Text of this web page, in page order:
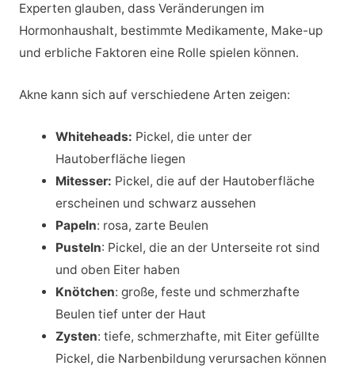
Experten glauben, dass Veränderungen im
Hormonhaushalt, bestimmte Medikamente, Make-up
und erbliche Faktoren eine Rolle spielen können.
Akne kann sich auf verschiedene Arten zeigen:
Whiteheads: Pickel, die unter der
Hautoberfläche liegen
Mitesser: Pickel, die auf der Hautoberfläche
erscheinen und schwarz aussehen
Papeln: rosa, zarte Beulen
Pusteln: Pickel, die an der Unterseite rot sind
und oben Eiter haben
Knötchen: große, feste und schmerzhafte
Beulen tief unter der Haut
Zysten: tiefe, schmerzhafte, mit Eiter gefüllte
Pickel, die Narbenbildung verursachen können